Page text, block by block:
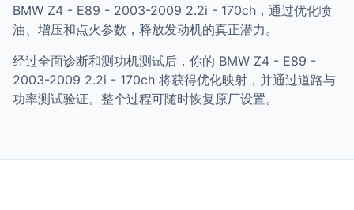
BMW Z4 - E89 - 2003-2009 2.2i - 170ch，通过优化喷
油、增压和点火参数，释放发动机的真正潜力。
经过全面诊断和测功机测试后，你的 BMW Z4 - E89 -
2003-2009 2.2i - 170ch 将获得优化映射，并通过道路与
功率测试验证。整个过程可随时恢复原厂设置。